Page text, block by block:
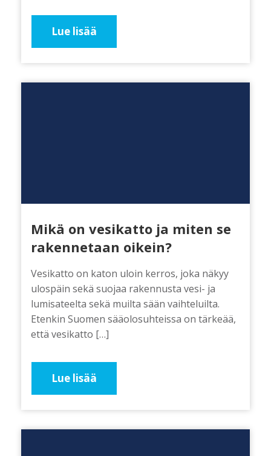
Lue lisää
Mikä on vesikatto ja miten se
rakennetaan oikein?
Vesikatto on katon uloin kerros, joka näkyy
ulospäin sekä suojaa rakennusta vesi- ja
lumisateelta sekä muilta sään vaihteluilta.
Etenkin Suomen sääolosuhteissa on tärkeää,
että vesikatto […]
Lue lisää